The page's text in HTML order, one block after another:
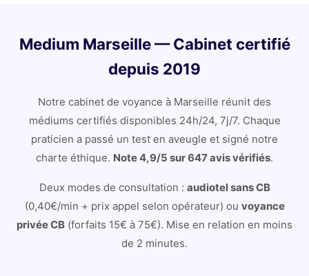
Medium Marseille — Cabinet certifié
depuis 2019
Notre cabinet de voyance à Marseille réunit des
médiums certifiés disponibles 24h/24, 7j/7. Chaque
praticien a passé un test en aveugle et signé notre
charte éthique. Note 4,9/5 sur 647 avis vérifiés.
Deux modes de consultation : audiotel sans CB
(0,40€/min + prix appel selon opérateur) ou voyance
privée CB (forfaits 15€ à 75€). Mise en relation en moins
de 2 minutes.